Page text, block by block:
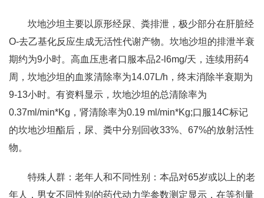
坎地沙坦主要以原形经尿、粪排泄，极少部分在肝脏经
O-去乙基化反应生成无活性代谢产物。坎地沙坦的排泄半衰
期约为9小时。高血压患者口服本品2-l6mg/天，连续用药4
周，坎地沙坦的血浆清除率为14.07L/h，终末消除半衰期为
9-13小时。有资料显示，坎地沙坦的总清除率为
0.37ml/min*Kg，肾清除率为0.19 ml/min*Kg;口服14C标记
的坎地沙坦酯后，尿、粪中分别回收33%、67%的放射活性
物。
特殊人群：老年人和不同性别：本品对65岁或以上的老
年人，男女不同性别的药代动力学参数测定显示，在等剂量